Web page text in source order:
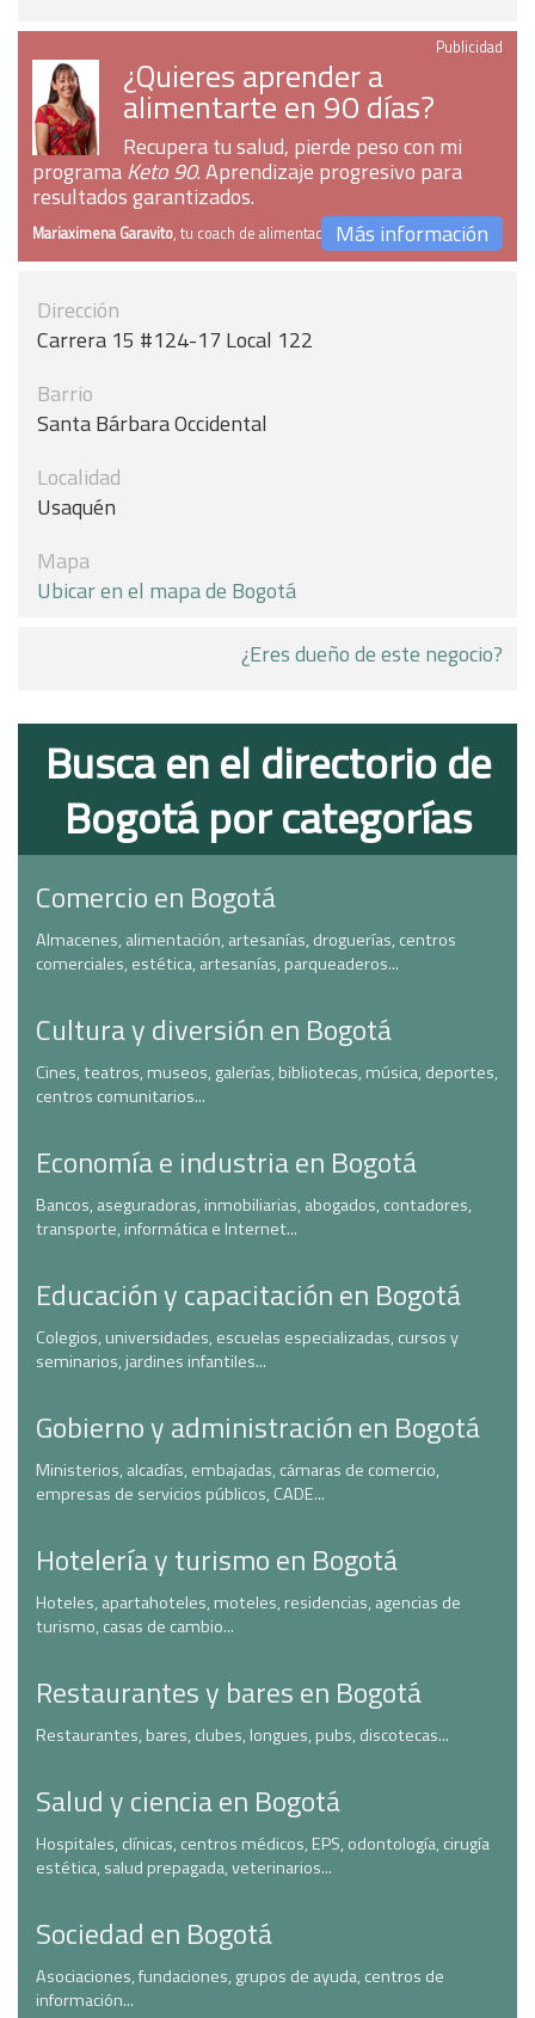
Publicidad
¿Quieres aprender a
alimentarte en 90 días?
Recupera tu salud, pierde peso con mi
programaKeto 90. Aprendizaje progresivo para
resultados garantizados.
Mariaximena Garavito, tu coach de alimentaciónMás información
Dirección
Carrera 15 #124-17 Local 122
Barrio
Santa Bárbara Occidental
Localidad
Usaquén
Mapa
Ubicar en el mapa de Bogotá
¿Eres dueño de este negocio?
Busca en el directorio de
Bogotá por categorías
Comercio en Bogotá
Almacenes, alimentación, artesanías, droguerías, centros
comerciales, estética, artesanías, parqueaderos...
Cultura y diversión en Bogotá
Cines, teatros, museos, galerías, bibliotecas, música, deportes,
centros comunitarios...
Economía e industria en Bogotá
Bancos, aseguradoras, inmobiliarias, abogados, contadores,
transporte, informática e Internet...
Educación y capacitación en Bogotá
Colegios, universidades, escuelas especializadas, cursos y
seminarios, jardines infantiles...
Gobierno y administración en Bogotá
Ministerios, alcadías, embajadas, cámaras de comercio,
empresas de servicios públicos, CADE...
Hotelería y turismo en Bogotá
Hoteles, apartahoteles, moteles, residencias, agencias de
turismo, casas de cambio...
Restaurantes y bares en Bogotá
Restaurantes, bares, clubes, longues, pubs, discotecas...
Salud y ciencia en Bogotá
Hospitales, clínicas, centros médicos, EPS, odontología, cirugía
estética, salud prepagada, veterinarios...
Sociedad en Bogotá
Asociaciones, fundaciones, grupos de ayuda, centros de
información...